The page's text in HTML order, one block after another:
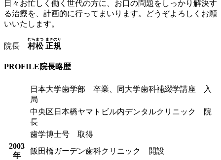
日々お忙しく働く世代の方に、お口の問題をしっかり解決す
る治療を、計画的に行ってまいります。どうぞよろしくお願
いいたします。
院長村松
むらまつ
正規
まさのり
PROFILE院長略歴
日本大学歯学部 卒業、同大学歯科補綴学講座 入
局
中央区日本橋ヤマトビル内デンタルクリニック 院
長
歯学博士号 取得
2003
年
飯田橋ガーデン歯科クリニック 開設